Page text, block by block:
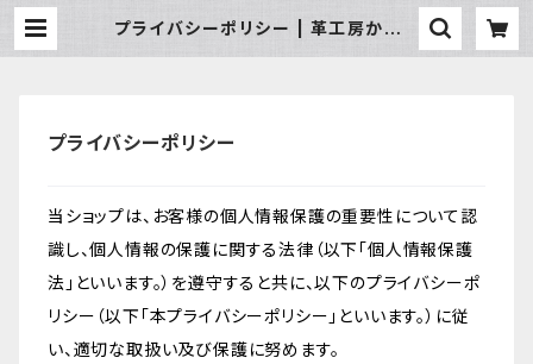
プライバシーポリシー | 革工房かぼち
プライバシーポリシー
当ショップは、お客様の個人情報保護の重要性について認
識し、個人情報の保護に関する法律（以下「個人情報保護
法」といいます。）を遵守すると共に、以下のプライバシーポ
リシー（以下「本プライバシーポリシー」といいます。）に従
い、適切な取扱い及び保護に努めます。